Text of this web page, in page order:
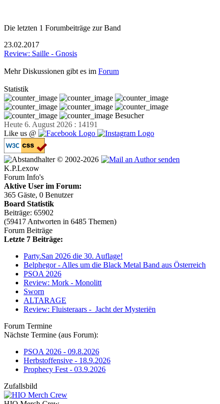
Die letzten 1 Forumbeiträge zur Band
23.02.2017
Review: Saille - Gnosis
Mehr Diskussionen gibt es im Forum
Statistik
Besucher
Heute 6. August 2026 : 14191
Like us @
© 2002-2026
K.P.Lexow
Forum Info's
Aktive User im Forum:
365 Gäste, 0 Benutzer
Board Statistik
Beiträge: 65902
(59417 Antworten in 6485 Themen)
Forum Beiträge
Letzte 7 Beiträge:
Party.San 2026 die 30. Auflage!
Belphegor - Alles um die Black Metal Band aus Österreich
PSOA 2026
Review: Mork - Monolitt
Sworn
ALTARAGE
Review: Fluisteraars - Jacht der Mysteriën
Forum Termine
Nächste Termine (aus Forum):
PSOA 2026 - 09.8.2026
Herbstoffensive - 18.9.2026
Prophecy Fest - 03.9.2026
Zufallsbild